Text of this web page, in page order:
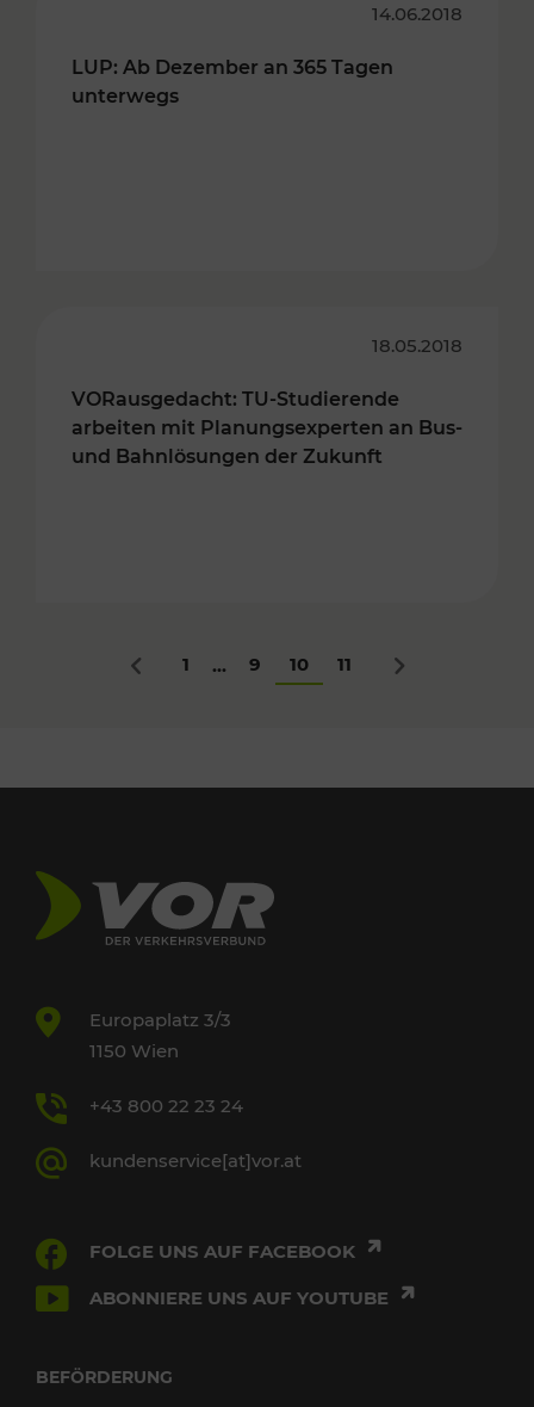
14.06.2018
LUP: Ab Dezember an 365 Tagen
unterwegs
18.05.2018
VORausgedacht: TU-Studierende
arbeiten mit Planungsexperten an Bus-
und Bahnlösungen der Zukunft
Zurück
1 ... 9 10 11 Nächstes
Europaplatz 3/3
1150 Wien
+43 800 22 23 24
kundenservice[at]vor.at
FOLGE UNS AUF FACEBOOK
ABONNIERE UNS AUF YOUTUBE
BEFÖRDERUNG